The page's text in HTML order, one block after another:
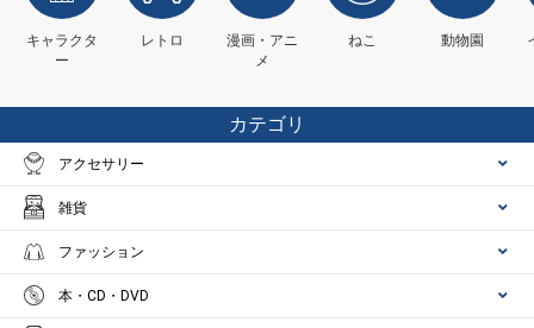
キャラクタ
ー
レトロ
漫画・アニ
メ
ねこ 動物園
カテゴリ
アクセサリー
雑貨
ファッション
本・CD・DVD